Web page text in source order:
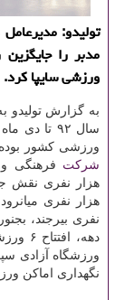
تولیدو:
مدبر را
ورزشی سایپا كرد.
به گزارش تولیدو
سال ۹۲ تا دی ماه ۹۶ مدیر عامل
ورزشی كشور
شركت
نفری بیرجند،
دهه، افتتاح ۶ ورزشگاه پنج هزار نفری در كشور و
ورزشگاه آزادی سپس ۴۵ سال همچون
نگهداری اماكن